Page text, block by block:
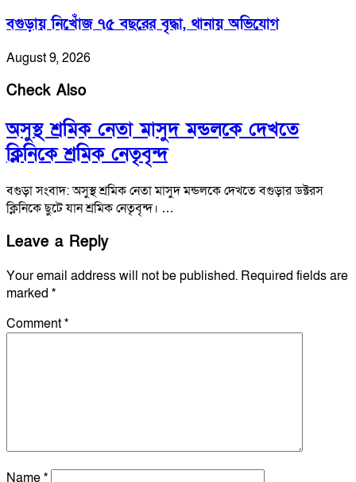
বগুড়ায় নিখোঁজ ৭৫ বছরের বৃদ্ধা, থানায় অভিযোগ
August 9, 2026
Check Also
অসুস্থ শ্রমিক নেতা মাসুদ মন্ডলকে দেখতে
ক্লিনিকে শ্রমিক নেতৃবৃন্দ
বগুড়া সংবাদ: অসুস্থ শ্রমিক নেতা মাসুদ মন্ডলকে দেখতে বগুড়ার ডক্টরস
ক্লিনিকে ছুটে যান শ্রমিক নেতৃবৃন্দ। …
Leave a Reply
Your email address will not be published. Required fields are
marked *
Comment*
Name*